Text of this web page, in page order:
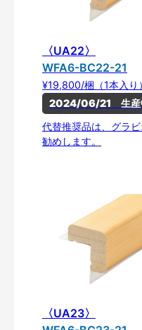
〈UA22〉
WFA6-BC22-21
¥19,800/梱（1本入り）
2024/06/21　生産
代替推奨品は、グラ
勧めします。
〈UA23〉